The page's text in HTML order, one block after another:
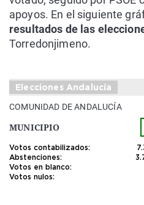
apoyos. En el siguiente
resultados de las
Torredonjimeno.
Elecciones Andalucía
COMUNIDAD DE ANDALUCÍA
MUNICIPIO
Votos contabilizados:
Abstenciones:
Votos en blanco:
Votos nulos: